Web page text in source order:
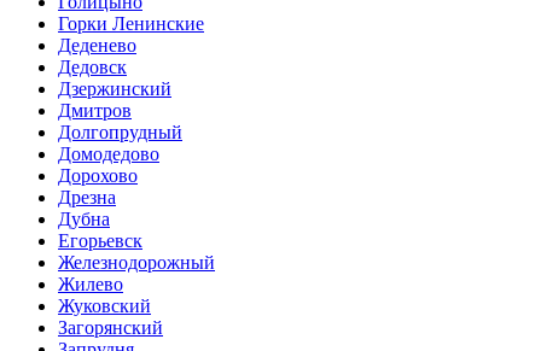
Горки Ленинские
Деденево
Дедовск
Дзержинский
Дмитров
Долгопрудный
Домодедово
Дорохово
Дрезна
Дубна
Егорьевск
Железнодорожный
Жилево
Жуковский
Загорянский